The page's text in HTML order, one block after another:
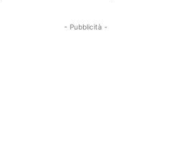
- Pubblicità -